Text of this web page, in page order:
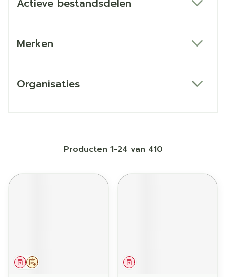
Actieve bestandsdelen
Merken
Organisaties
Producten 1-24 van 410
Op voorschrift
Geneesmiddel Geneesmiddel